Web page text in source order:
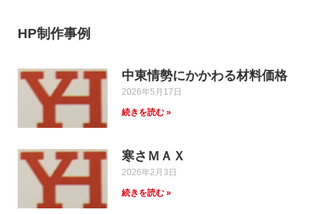
HP制作事例
中東情勢にかかわる材料価格
2026年5月17日
続きを読む »
寒さＭＡＸ
2026年2月3日
続きを読む »